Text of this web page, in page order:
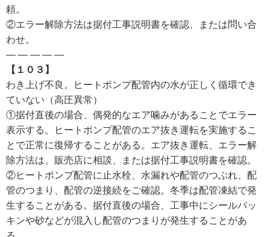
頼。
②エラー解除方法は据付工事説明書を確認、または問い合
わせ。
— — — — —
【１０３】
わき上げ不良。ヒートポンプ配管内の水が正しく循環でき
ていない（高圧異常）
①据付直後の場合、偶発的なエア噛みがあることでエラー
表示する。ヒートポンプ配管のエア抜き運転を実施するこ
とで正常に復帰することがある。エア抜き運転、エラー解
除方法は、販売店に相談、または据付工事説明書を確認。
②ヒートポンプ配管に止水栓、水漏れや配管のつぶれ、配
管のつまり、配管の逆接続をご確認。冬季は配管凍結で発
生することがある。据付直後の場合、工事中にシールパッ
キンや砂などが混入し配管のつまりが発生することがあ